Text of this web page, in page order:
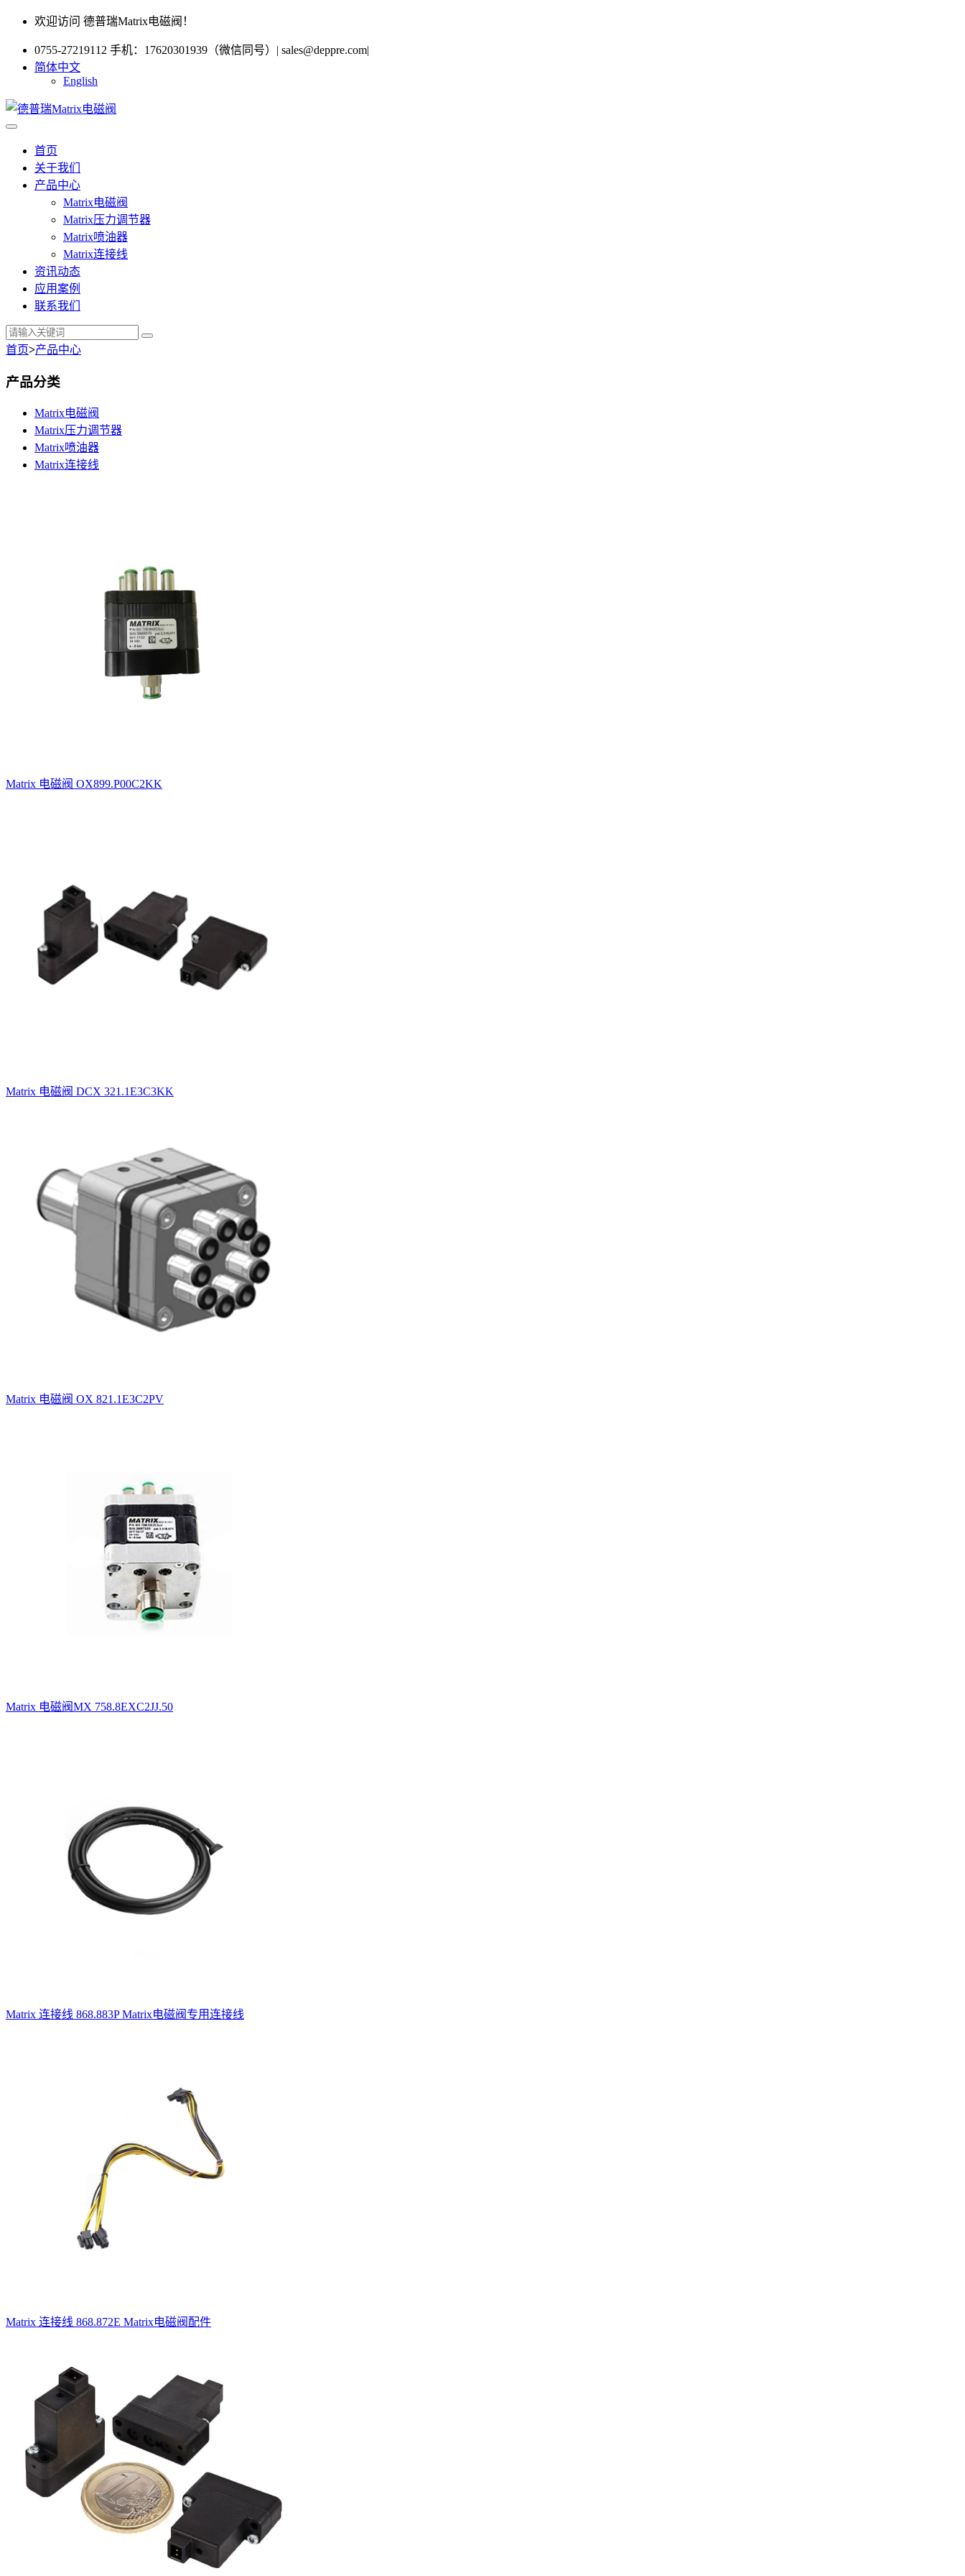
欢迎访问 德普瑞Matrix电磁阀！
0755-27219112 手机：17620301939（微信同号） | sales@deppre.com|
简体中文
English
首页
关于我们
产品中心
Matrix电磁阀
Matrix压力调节器
Matrix喷油器
Matrix连接线
资讯动态
应用案例
联系我们
首页>产品中心
产品分类
Matrix电磁阀
Matrix压力调节器
Matrix喷油器
Matrix连接线
Matrix 电磁阀 OX899.P00C2KK
Matrix 电磁阀 DCX 321.1E3C3KK
Matrix 电磁阀 OX 821.1E3C2PV
Matrix 电磁阀MX 758.8EXC2JJ.50
Matrix 连接线 868.883P Matrix电磁阀专用连接线
Matrix 连接线 868.872E Matrix电磁阀配件